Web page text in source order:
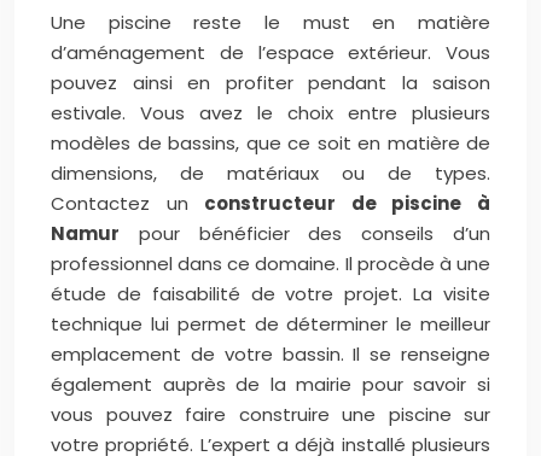
Une piscine reste le must en matière
d’aménagement de l’espace extérieur. Vous
pouvez ainsi en profiter pendant la saison
estivale. Vous avez le choix entre plusieurs
modèles de bassins, que ce soit en matière de
dimensions, de matériaux ou de types.
Contactez un constructeur de piscine à
Namur pour bénéficier des conseils d’un
professionnel dans ce domaine. Il procède à une
étude de faisabilité de votre projet. La visite
technique lui permet de déterminer le meilleur
emplacement de votre bassin. Il se renseigne
également auprès de la mairie pour savoir si
vous pouvez faire construire une piscine sur
votre propriété. L’expert a déjà installé plusieurs